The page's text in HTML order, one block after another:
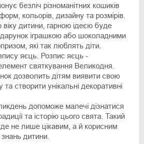
безліч різноманітних кошиків
кольорів, дизайну та розмірів.
віку дитини, гарною ідеєю буде
іграшкою або шоколадними
які так люблять діти.
яєць. Розпис яєць -
святкування Великодня.
дозволить дітям виявити свою
та створити унікальні декоративні
допоможе малечі дізнатися
та історію цього свята. Такий
не лише цікавим, а й корисним
дитини.